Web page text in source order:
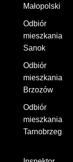
Małopolski
Odbiór
mieszkania
Sanok
Odbiór
mieszkania
Brzozów
Odbiór
mieszkania
Tarnobrzeg